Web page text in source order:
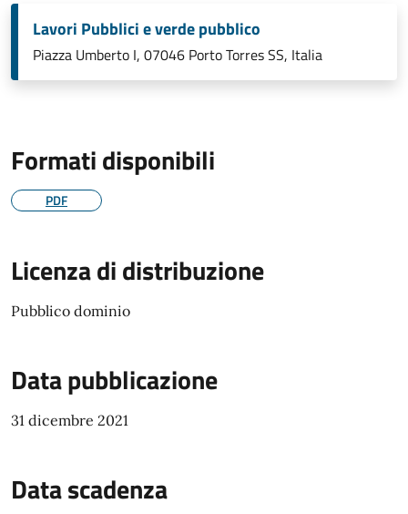
Lavori Pubblici e verde pubblico
Piazza Umberto I, 07046 Porto Torres SS, Italia
Formati disponibili
PDF
Licenza di distribuzione
Pubblico dominio
Data pubblicazione
31 dicembre 2021
Data scadenza